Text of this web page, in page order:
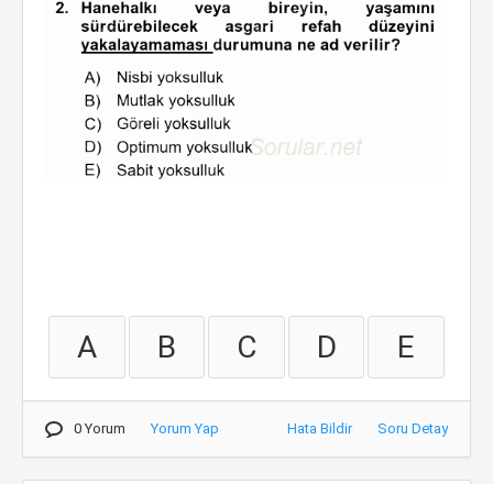
A B C D E
0 Yorum Yorum Yap Hata Bildir Soru Detay